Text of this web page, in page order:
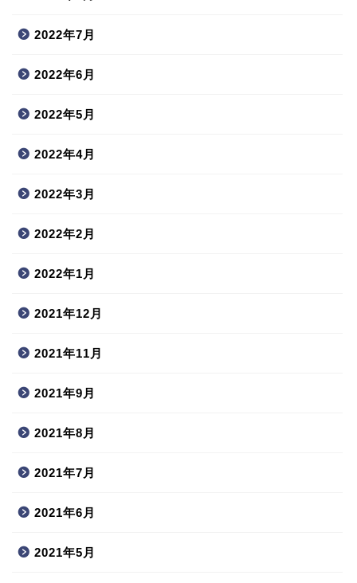
2022年7月
2022年6月
2022年5月
2022年4月
2022年3月
2022年2月
2022年1月
2021年12月
2021年11月
2021年9月
2021年8月
2021年7月
2021年6月
2021年5月